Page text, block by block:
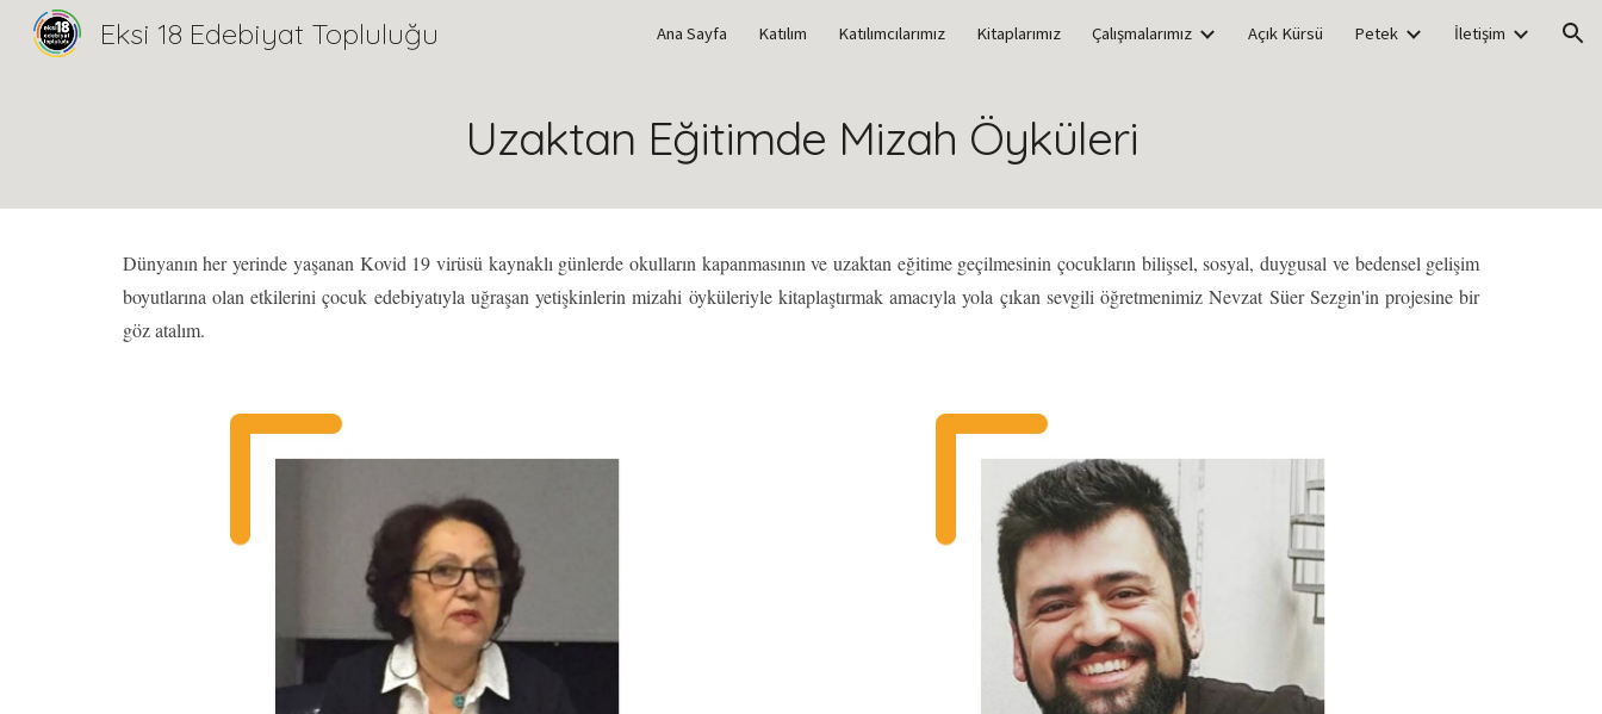
Skip to main content Skip to navigation
Eksi 18 Edebiyat Topluluğu Ana Sayfa Katılım Katılımcılarımız Kitaplarımız Çalışmalarımız Açık Kürsü Petek İletişim
Uzaktan Eğitimde Mizah Öyküleri
Dünyanın her yerinde yaşanan Kovid 19 virüsü kaynaklı günlerde okulların kapanmasının ve uzaktan eğitime geçilmesinin çocukların bilişsel, sosyal, duygusal ve bedensel gelişim
boyutlarına olan etkilerini çocuk edebiyatıyla uğraşan yetişkinlerin mizahi öyküleriyle kitaplaştırmakamacıyla yola çıkan sevgili öğretmenimiz Nevzat Süer Sezgin'in projesine bir
göz atalım.